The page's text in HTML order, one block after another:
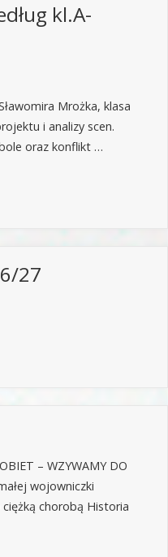
kl.A-
Mrożka, klasa
i analizy scen.
oraz konflikt …
27
– WZYWAMY DO
wojowniczki
chorobą Historia